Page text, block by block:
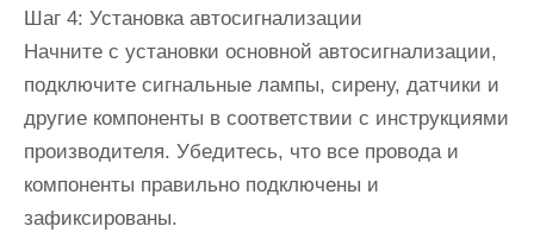
Шаг 4: Установка автосигнализации
Начните с установки основной автосигнализации,
подключите сигнальные лампы, сирену, датчики и
другие компоненты в соответствии с инструкциями
производителя. Убедитесь, что все провода и
компоненты правильно подключены и
зафиксированы.